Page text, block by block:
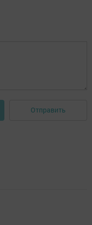
Отправить